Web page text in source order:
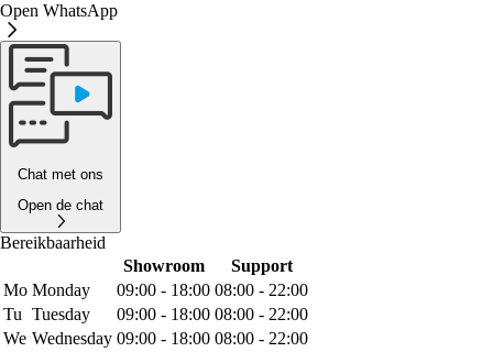
Open WhatsApp
Chat met ons
Open de chat
Bereikbaarheid
Showroom
Support
Mo Monday 09:00 - 18:00 08:00 - 22:00
Tu Tuesday 09:00 - 18:00 08:00 - 22:00
We Wednesday 09:00 - 18:00 08:00 - 22:00